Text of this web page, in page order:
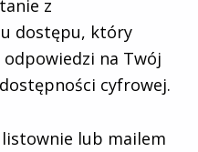
z
dostępu, który
na Twój
cyfrowej.
listownie lub mailem